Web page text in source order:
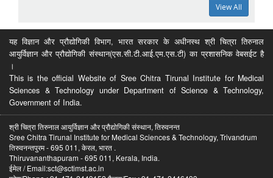
View All
यह विज्ञान और प्रौद्योगिकी विभाग, भारत सरकार के अधीनस्थ श्री चित्रा तिरुनाल
आयुर्विज्ञान और प्रौद्योगिकी संस्थान(एस.सी.टी.आई.एम.एस.टी) का प्रशासनिक वेबसईट है
।
This is the official Website of Sree Chitra Tirunal Institute for Medical
Sciences & Technology under Department of Science & Technology,
Government of India.
श्री चित्रा तिरुनाल आयुर्विज्ञान और प्रौद्योगिकी संस्थान, तिरुवनन्त
Sree Chitra Tirunal Institute for Medical Sciences & Technology, Trivandrum
तिरुवनन्तपुरम - 695 011, केरल, भारत .
Thiruvananthapuram - 695 011, Kerala, India.
ईमेल / Email:sct@sctimst.ac.in